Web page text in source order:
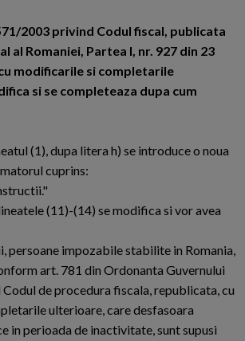
2003 privind Codul fiscal, publicata
al Romaniei, Partea I, nr. 927 din 23
modificarile si completarile
si se completeaza dupa cum
(1), dupa litera h) se introduce o noua
cuprins:
(11)-(14) se modifica si vor avea
persoane impozabile stabilite in Romania,
art. 781 din Ordonanta Guvernului
de procedura fiscala, republicata, cu
ulterioare, care desfasoara
in perioada de inactivitate, sunt supusi